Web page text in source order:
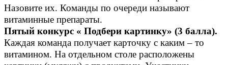
Назовите их. Команды по очереди называют
витаминные препараты.
Пятый конкурс « Подбери картинку» (3 балла).
Каждая команда получает карточку с каким – то
витамином. На отдельном столе расположены